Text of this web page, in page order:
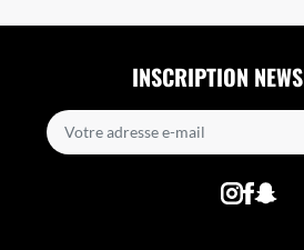
INSCRIPTION